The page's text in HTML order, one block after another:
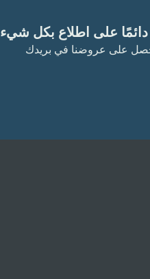
دائمًا على اطلاع بكل شيء
على عروضنا في بريدك